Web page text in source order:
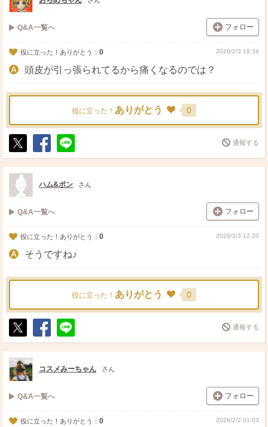
Q&A一覧へ フォロー
役に立った！ありがとう： 0 2026/2/3 18:34
頭皮が引っ張られてるから痛くなるのでは？
役に立った！ ありがとう 0
ポ
ス
ト
シ
ェ
送
る
通報する
ハム&ポン さん
Q&A一覧へ フォロー
役に立った！ありがとう： 0 2026/2/3 12:20
そうですね♪
役に立った！ ありがとう 0
ポ
ス
ト
シ
ェ
送
る
通報する
コスメみーちゃん さん
Q&A一覧へ フォロー
役に立った！ありがとう： 0 2026/2/2 01:03